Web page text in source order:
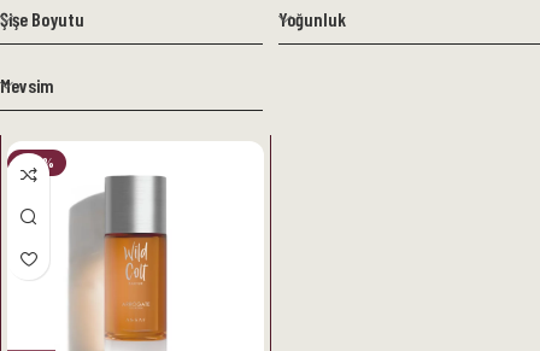
Şişe Boyutu Yoğunluk
Mevsim
-29%